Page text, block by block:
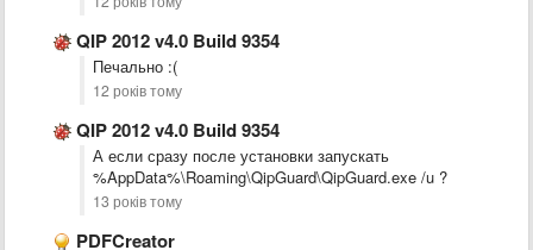
QIP 2012 v4.0 Build 9354
Печально :(
12 років тому
QIP 2012 v4.0 Build 9354
А если сразу после установки запускать
%AppData%\Roaming\QipGuard\QipGuard.exe /u ?
13 років тому
PDFCreator